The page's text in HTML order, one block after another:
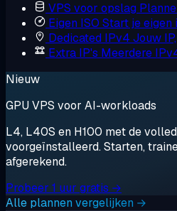
VPS voor opslag
Eigen ISO Start je eigen
Dedicated IPv4 Jouw
Extra IP's Meerdere
Nieuw
GPU VPS voor AI-workloads
L4, L40S en H100 met de
voorgeïnstalleerd. Starten,
afgerekend.
Probeer 1 uur gratis →
Alle plannen vergelijken →